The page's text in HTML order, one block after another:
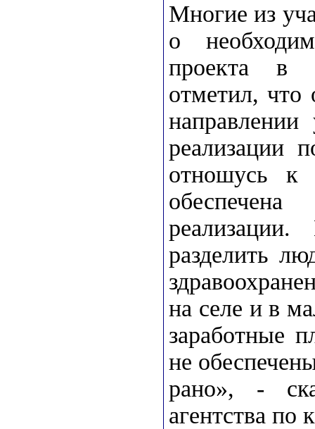
Многие из
о
проекта в
отметил, что
реализации
отношусь к
разделить
на селе и в
заработные
не
рано», -
агентства по